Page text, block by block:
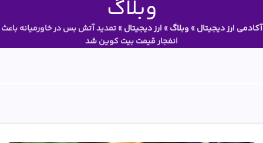
وبلاگ
آکادمی ارز دیجیتال» وبلاگ» ارز دیجیتال»تمدید آتش بس در خاورمیانه باعث
انفجار قیمت بیت‌ کوین شد